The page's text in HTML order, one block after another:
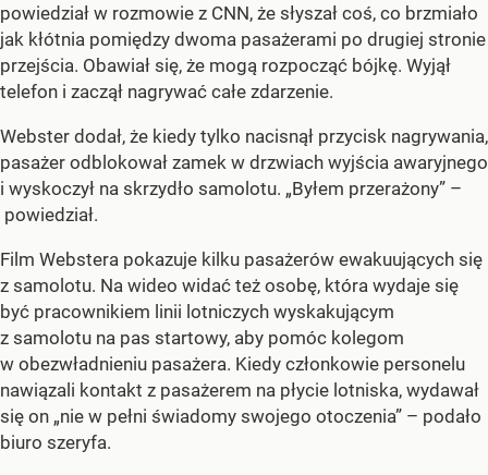
powiedział w rozmowie z CNN, że słyszał coś, co brzmiało
jak kłótnia pomiędzy dwoma pasażerami po drugiej stronie
przejścia. Obawiał się, że mogą rozpocząć bójkę. Wyjął
telefon i zaczął nagrywać całe zdarzenie.
Webster dodał, że kiedy tylko nacisnął przycisk nagrywania,
pasażer odblokował zamek w drzwiach wyjścia awaryjnego
i wyskoczył na skrzydło samolotu. „Byłem przerażony” –
powiedział.
Film Webstera pokazuje kilku pasażerów ewakuujących się
z samolotu. Na wideo widać też osobę, która wydaje się
być pracownikiem linii lotniczych wyskakującym
z samolotu na pas startowy, aby pomóc kolegom
w obezwładnieniu pasażera. Kiedy członkowie personelu
nawiązali kontakt z pasażerem na płycie lotniska, wydawał
się on „nie w pełni świadomy swojego otoczenia” – podało
biuro szeryfa.